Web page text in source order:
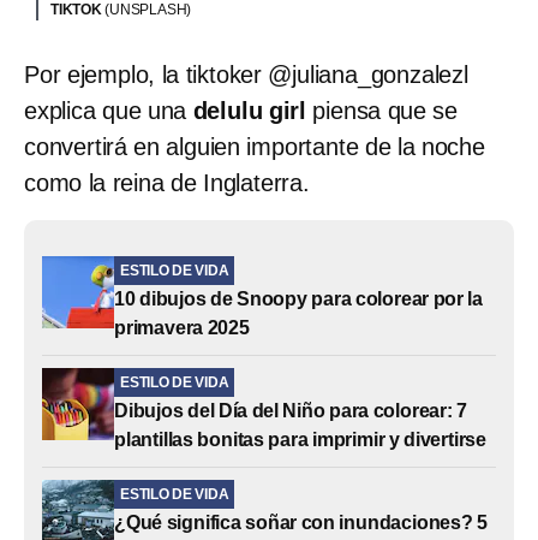
TIKTOK(UNSPLASH)
Por ejemplo, la tiktoker @juliana_gonzalezl
explica que una delulu girl piensa que se
convertirá en alguien importante de la noche
como la reina de Inglaterra.
ESTILO DE VIDA
10 dibujos de Snoopy para colorear por la
primavera 2025
ESTILO DE VIDA
Dibujos del Día del Niño para colorear: 7
plantillas bonitas para imprimir y divertirse
ESTILO DE VIDA
¿Qué significa soñar con inundaciones? 5